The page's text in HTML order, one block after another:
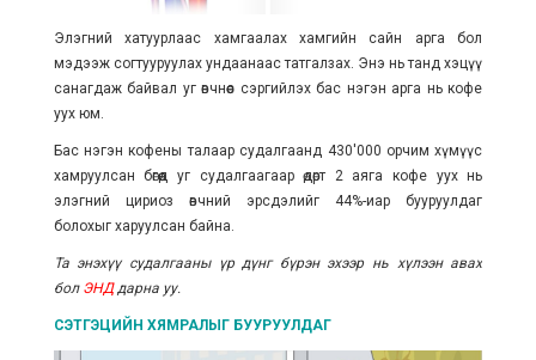
Элэгний хатуурлаас хамгаалах хамгийн сайн арга бол
мэдээж согтууруулах ундаанаас татгалзах. Энэ нь танд хэцүү
санагдаж байвал уг өвчнөөс сэргийлэх бас нэгэн арга нь кофе
уух юм.
Бас нэгэн кофены талаар судалгаанд 430'000 орчим хүмүүс
хамруулсан бөгөөд уг судалгаагаар өдөрт 2 аяга кофе уух нь
элэгний цириоз өвчний эрсдэлийг 44%-иар бууруулдаг
болохыг харуулсан байна.
Та энэхүү судалгааны үр дүнг бүрэн эхээр нь хүлээн авах
бол ЭНДдарна уу.
СЭТГЭЦИЙН ХЯМРАЛЫГ БУУРУУЛДАГ